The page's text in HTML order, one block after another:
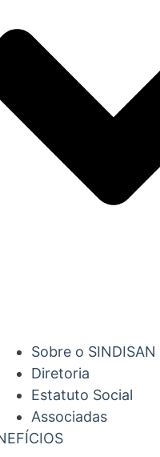
Sobre o SINDISAN
Diretoria
Estatuto Social
Associadas